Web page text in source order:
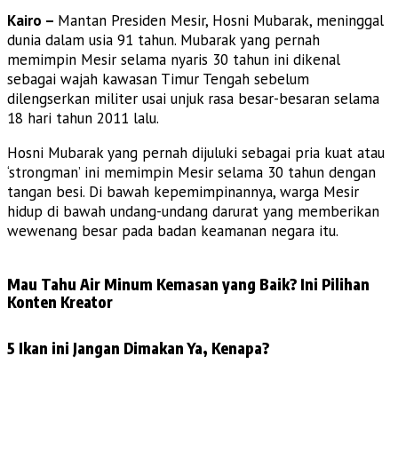
Kairo – Mantan Presiden Mesir, Hosni Mubarak, meninggal
dunia dalam usia 91 tahun. Mubarak yang pernah
memimpin Mesir selama nyaris 30 tahun ini dikenal
sebagai wajah kawasan Timur Tengah sebelum
dilengserkan militer usai unjuk rasa besar-besaran selama
18 hari tahun 2011 lalu.
Hosni Mubarak yang pernah dijuluki sebagai pria kuat atau
‘strongman’ ini memimpin Mesir selama 30 tahun dengan
tangan besi. Di bawah kepemimpinannya, warga Mesir
hidup di bawah undang-undang darurat yang memberikan
wewenang besar pada badan keamanan negara itu.
Mau Tahu Air Minum Kemasan yang Baik? Ini Pilihan
Konten Kreator
5 Ikan ini Jangan Dimakan Ya, Kenapa?